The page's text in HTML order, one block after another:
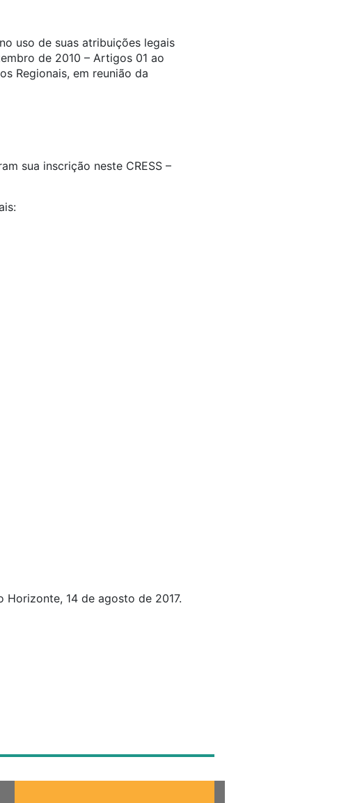
uso de suas atribuições legais
de 2010 – Artigos 01 ao
Regionais, em reunião da
sua inscrição neste CRESS –
Horizonte, 14 de agosto de 2017.